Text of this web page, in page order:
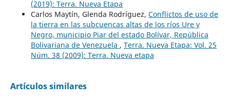
(2019): Terra. Nueva Etapa
Carlos Maytín, Glenda Rodríguez, Conflictos de uso de
la tierra en las subcuencas altas de los ríos Ure y
Negro, municipio Piar del estado Bolívar, República
Bolivariana de Venezuela , Terra. Nueva Etapa: Vol. 25
Núm. 38 (2009): Terra. Nueva etapa
Artículos similares